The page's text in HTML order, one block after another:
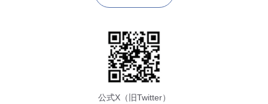
公式X（旧Twitter）